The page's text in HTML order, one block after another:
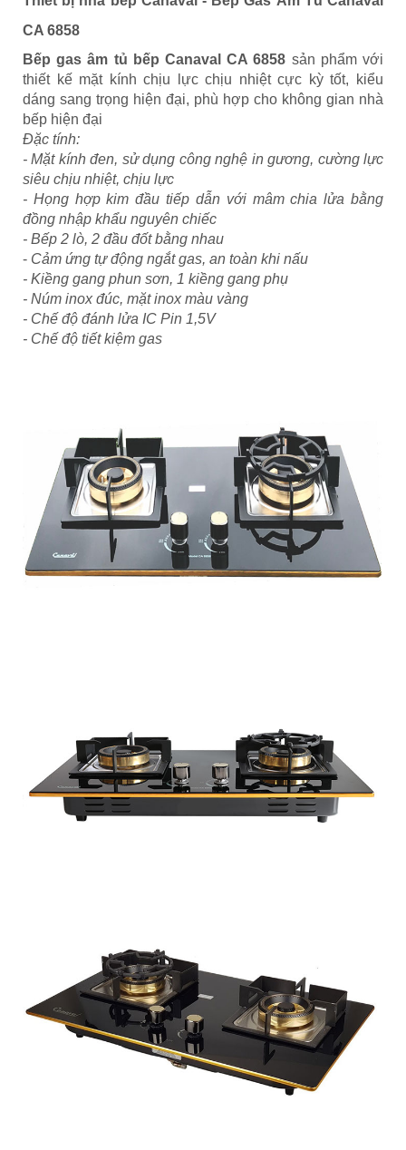
CA 6858
Bếp gas âm tủ bếp Canaval CA 6858 sản phẩm với
thiết kế mặt kính chịu lực chịu nhiệt cực kỳ tốt, kiểu
dáng sang trọng hiện đại, phù hợp cho không gian nhà
bếp hiện đại
Đặc tính:
- Mặt kính đen, sử dụng công nghệ in gương, cường lực
siêu chịu nhiệt, chịu lực
- Họng hợp kim đầu tiếp dẫn với mâm chia lửa bằng
đồng nhập khẩu nguyên chiếc
- Bếp 2 lò, 2 đầu đốt bằng nhau
- Cảm ứng tự động ngắt gas, an toàn khi nấu
- Kiềng gang phun sơn, 1 kiềng gang phụ
- Núm inox đúc, mặt inox màu vàng
- Chế độ đánh lửa IC Pin 1,5V
- Chế độ tiết kiệm gas